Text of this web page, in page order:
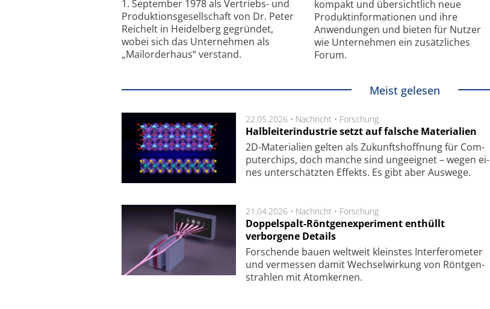
1. September 1978 als Vertriebs- und
Produktionsgesellschaft von Dr. Peter
Reichelt in Heidelberg gegründet,
wobei sich das Unternehmen als
„Mailorderhaus“ verstand.
kompakt und übersichtlich neue
Produkt­informationen und ihre
Anwendungen und bieten für Nutzer
wie Unternehmen ein zusätzliches
Forum.
Meist gelesen
22.05.2026 • Nachricht • Forschung
Halbleiterindustrie setzt auf falsche Materialien
2D-Mate­ri­a­li­en gel­ten als Zu­kunfts­hoff­nung für Com­
pu­ter­chips, doch man­che sind un­ge­eig­net – we­gen ei­
nes un­ter­schätz­ten Ef­fekts. Es gibt aber Aus­we­ge.
21.04.2026 • Nachricht • Forschung
Doppelspalt-Röntgenexperiment enthüllt
verborgene Details
For­schen­de bau­en welt­weit kleins­tes In­ter­fe­ro­me­ter
und ver­mes­sen da­mit Wech­sel­wir­kung von Rönt­gen­
strah­len mit Atom­ker­nen.